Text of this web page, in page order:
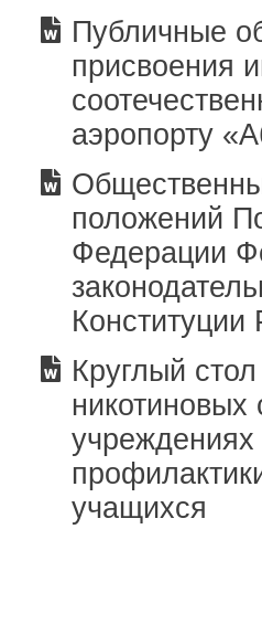
Публичные
присвоения
аэропорту
положений
Федерации
Круглый
учащихся